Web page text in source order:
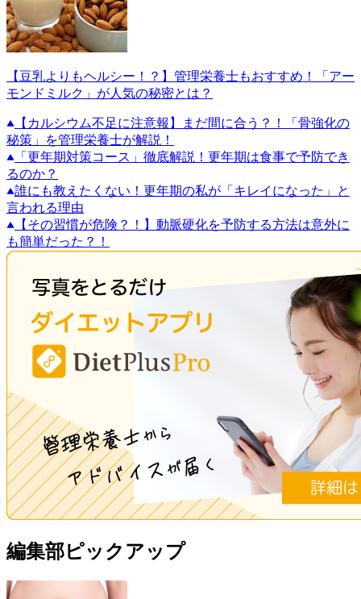
【豆乳よりもヘルシー！？】管理栄養士もおすすめ！「アー
モンドミルク」が人気の秘密とは？
【カルシウム不足に注意報】まだ間に合う？！「骨強化の
秘策」を管理栄養士が解説！
「更年期対策コース」徹底解説！更年期は食事で予防でき
るのか？
誰にも教えたくない！更年期の私が「キレイになった」と
言われる理由
【その習慣が危険？！】動脈硬化を予防する方法は意外に
も簡単だった？！
編集部ピックアップ